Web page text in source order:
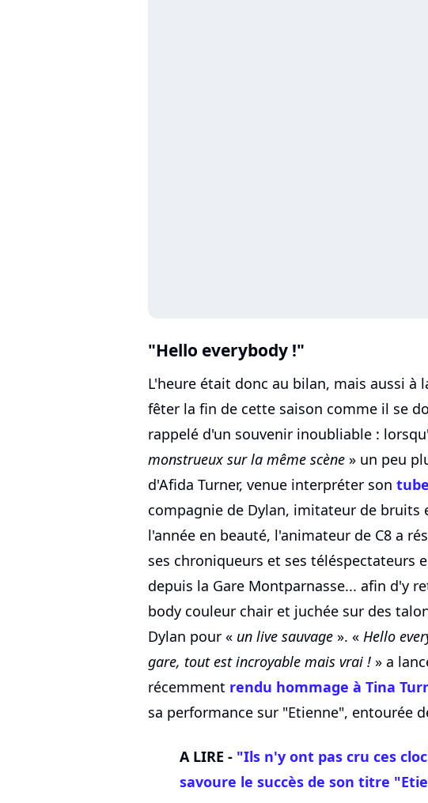
"Hello everybody !"
L'heure était donc au bilan, mais aussi à
fêter la fin de cette saison comme il se
rappelé d'un souvenir inoubliable :
monstrueux sur la même scène » un peu
d'Afida Turner, venue interpréter son
compagnie de Dylan, imitateur de bruits
l'année en beauté, l'animateur de C8 a
ses chroniqueurs et ses téléspectateurs
depuis la Gare Montparnasse... afin d'y
body couleur chair et juchée sur des
Dylan pour « un live sauvage ». « Hello
gare, tout est incroyable mais vrai ! » a
récemment rendu hommage à Tina
sa performance sur "Etienne", entourée
A LIRE - "Ils n'y ont pas cru ces
savoure le succès de son titre